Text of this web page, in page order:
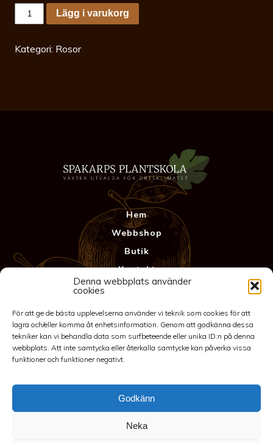
Denna webbplats använder
cookies
För att ge de bästa upplevelserna använder vi teknik som cookies för att
lagra och/eller komma åt enhetsinformation. Genom att godkänna dessa
tekniker kan vi behandla data som surfbeteende eller unika ID:n på denna
webbplats. Att inte samtycka eller återkalla samtycke kan påverka vissa
funktioner och funktioner negativt.
Godkänn
Neka
Rosa
Quatre
saisons
Höstdamaescenaros
mängd
Lägg i varukorg
Kategori: Rosor
Hem
Webbshop
Butik
Kontakt
Anläggning
Integritetspolicy